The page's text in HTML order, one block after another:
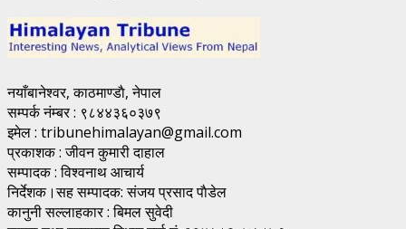
नयाँबानेश्वर, काठमाण्डाै, नेपाल
सम्पर्क नंम्बर : ९८४४३६०३७९
इमेल : tribunehimalayan@gmail.com
प्रकाशक : जीवन कुमारी दाहाल
सम्पादक : विश्वनाथ आचार्य
निर्देशक।सह सम्पादक: संजय प्रसाद पाैडेल
कानुनी सल्लाहकार : बिमल सुवेदी